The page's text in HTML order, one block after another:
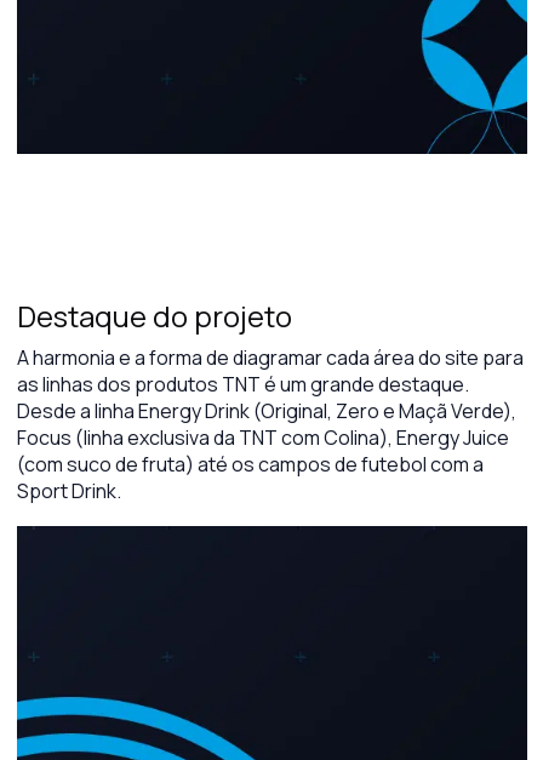
Destaque do projeto
A harmonia e a forma de diagramar cada área do site para
as linhas dos produtos TNT é um grande destaque.
Desde a linha Energy Drink (Original, Zero e Maçã Verde),
Focus (linha exclusiva da TNT com Colina), Energy Juice
(com suco de fruta) até os campos de futebol com a
Sport Drink.